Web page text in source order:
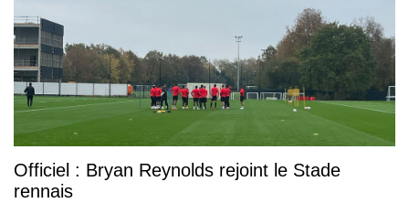
Officiel : Bryan Reynolds rejoint le Stade
rennais